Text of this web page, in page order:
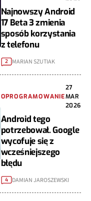
Najnowszy Android
17 Beta 3 zmienia
sposób korzystania
z telefonu
2 MARIAN SZUTIAK
OPROGRAMOWANIE
27
MAR
2026
Android tego
potrzebował. Google
wycofuje się z
wcześniejszego
błędu
4 DAMIAN JAROSZEWSKI